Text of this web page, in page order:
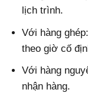
lịch trình.
Với hàng
theo giờ cố
Với hàng
nhận hàng.